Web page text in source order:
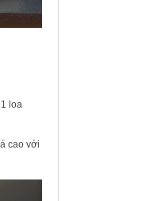
loa
cao với